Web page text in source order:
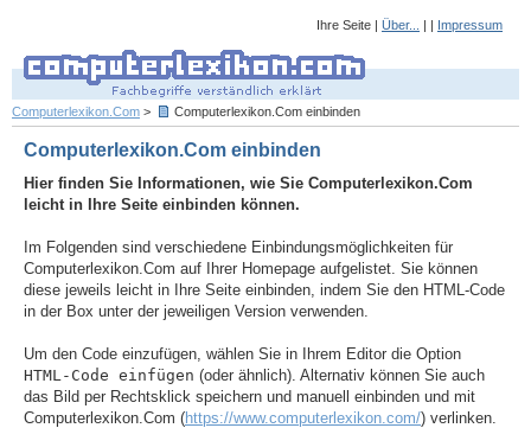
Ihre Seite | Über... | | Impressum
Computerlexikon.Com > Computerlexikon.Com einbinden
Computerlexikon.Com einbinden
Hier finden Sie Informationen, wie Sie Computerlexikon.Com
leicht in Ihre Seite einbinden können.
Im Folgenden sind verschiedene Einbindungsmöglichkeiten für
Computerlexikon.Com auf Ihrer Homepage aufgelistet. Sie können
diese jeweils leicht in Ihre Seite einbinden, indem Sie den HTML-Code
in der Box unter der jeweiligen Version verwenden.
Um den Code einzufügen, wählen Sie in Ihrem Editor die Option
HTML-Code einfügen (oder ähnlich). Alternativ können Sie auch
das Bild per Rechtsklick speichern und manuell einbinden und mit
Computerlexikon.Com (https://www.computerlexikon.com/) verlinken.